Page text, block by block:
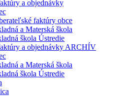
a objednávky
faktúry obce
a Materská škola
škola Ústredie
a objednávky ARCHÍV
a Materská škola
škola Ústredie